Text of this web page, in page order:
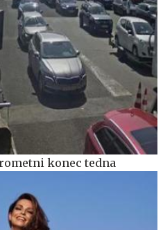
konec tedna